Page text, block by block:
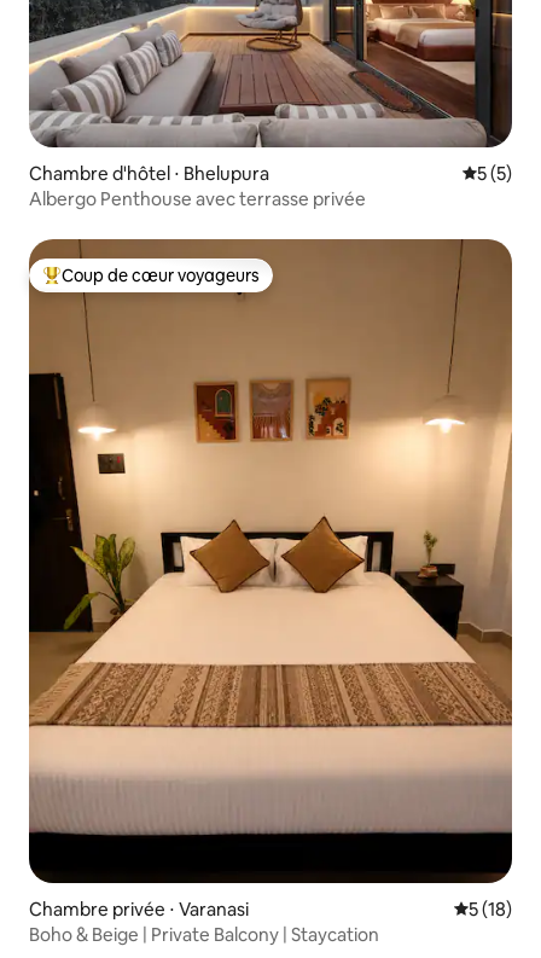
Chambre d'hôtel ⋅ Bhelupura
5 (5)
Albergo Penthouse avec terrasse privée
Coups de cœur voyageurs les plus appréciés
Coup de cœur voyageurs
Chambre privée ⋅ Varanasi
5 (18)
Boho & Beige | Private Balcony | Staycation